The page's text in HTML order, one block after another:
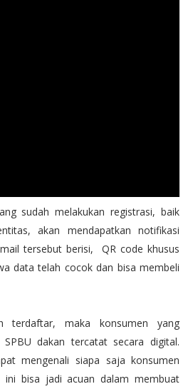
sudah melakukan registrasi, baik
akan mendapatkan notifikasi
tersebut berisi, QR code khusus
data telah cocok dan bisa membeli
terdaftar, maka konsumen yang
dakan tercatat secara digital.
mengenali siapa saja konsumen
ini bisa jadi acuan dalam membuat